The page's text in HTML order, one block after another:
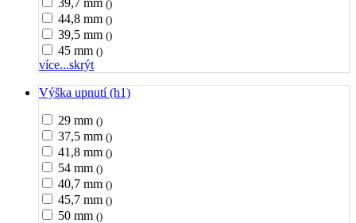
39,7 mm ()
44,8 mm ()
39,5 mm ()
45 mm ()
více...skrýt
Výška upnutí (h1)
29 mm ()
37,5 mm ()
41,8 mm ()
54 mm ()
40,7 mm ()
45,7 mm ()
50 mm ()